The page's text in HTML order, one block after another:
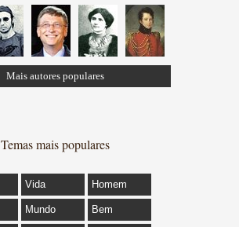
Mais autores populares
Temas mais populares
Vida Homem
Mundo Bem